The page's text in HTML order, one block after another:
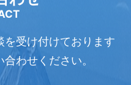
受け付けております
わせください。